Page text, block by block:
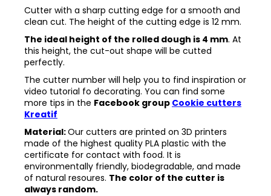
Cutter with a sharp cutting edge for a smooth and
clean cut. The height of the cutting edge is 12 mm.
The ideal height of the rolled dough is 4 mm. At
this height, the cut-out shape will be cutted
perfectly.
The cutter number will help you to find inspiration or
video tutorial fo decorating. You can find some
more tips in the Facebook group Cookie cutters
Kreatif
Material:Our cutters are printed on 3D printers
made of the highest quality PLA plastic with the
certificate for contact with food. It is
environmentally friendly, biodegradable, and made
of natural resoures. The color of the cutter is
always random.